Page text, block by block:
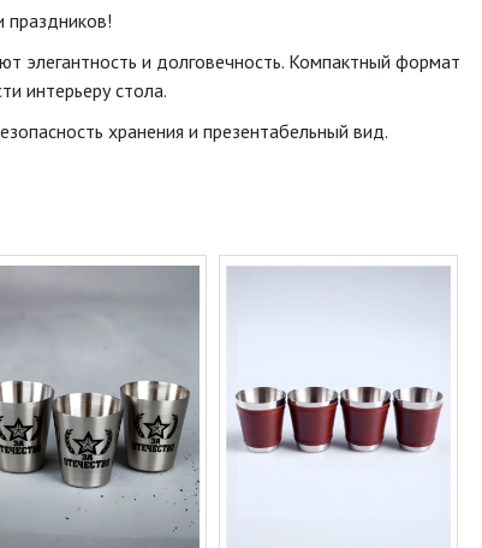
праздников!
элегантность и долговечность. Компактный формат
интерьеру стола.
хранения и презентабельный вид.